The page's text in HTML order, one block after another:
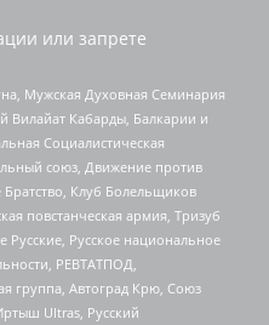
или запрете
Мужская Духовная Семинария
Вилайат Кабарды, Балкарии и
Социалистическая
союз, Движение против
Клуб Болельщиков
повстанческая армия, Тризуб
Русское национальное
РЕВТАТПОД,
группа, Автоград Крю, Союз
Ultras, Русский